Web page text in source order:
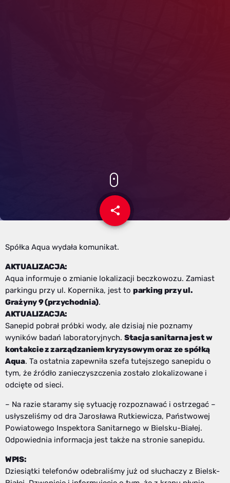
share
email
Spółka Aqua wydała komunikat.
AKTUALIZACJA:
Aqua informuje o zmianie lokalizacji beczkowozu. Zamiast
parkingu przy ul. Kopernika, jest to parking przy ul.
Grażyny 9 (przychodnia).
AKTUALIZACJA:
Sanepid pobrał próbki wody, ale dzisiaj nie poznamy
wyników badań laboratoryjnych. Stacja sanitarna jest w
kontakcie z zarządzaniem kryzysowym oraz ze spółką
Aqua. Ta ostatnia zapewniła szefa tutejszego sanepidu o
tym, że źródło zanieczyszczenia zostało zlokalizowane i
odcięte od sieci.
– Na razie staramy się sytuację rozpoznawać i ostrzegać –
usłyszeliśmy od dra Jarosława Rutkiewicza, Państwowej
Powiatowego Inspektora Sanitarnego w Bielsku-Białej.
Odpowiednia informacja jest także na stronie sanepidu.
WPIS:
Dziesiątki telefonów odebraliśmy już od słuchaczy z Bielsk-